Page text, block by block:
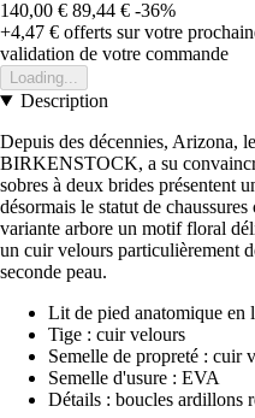
140,00 € 89,44 € -36%
+4,47 € offerts sur votre
validation de votre commande
Loading...
Description
Depuis des décennies, Arizona,
BIRKENSTOCK, a su
sobres à deux brides présentent
désormais le statut de
variante arbore un motif floral
un cuir velours particulièrement
seconde peau.
Lit de pied anatomique en
Tige : cuir velours
Semelle de propreté : cuir
Semelle d'usure : EVA
Détails : boucles ardillons